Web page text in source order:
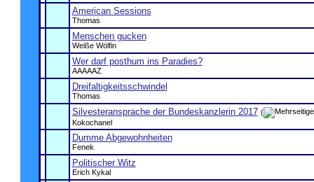
American Sessions
Thomas
Menschen gucken
Weiße Wölfin
Wer darf posthum ins Paradies?
AAAAAZ
Dreifaltigkeitsschwindel
Thomas
Silvesteransprache der Bundeskanzlerin 2017 (
Kokochanel
Dumme Abgewohnheiten
Fenek
Politischer Witz
Erich Kykal